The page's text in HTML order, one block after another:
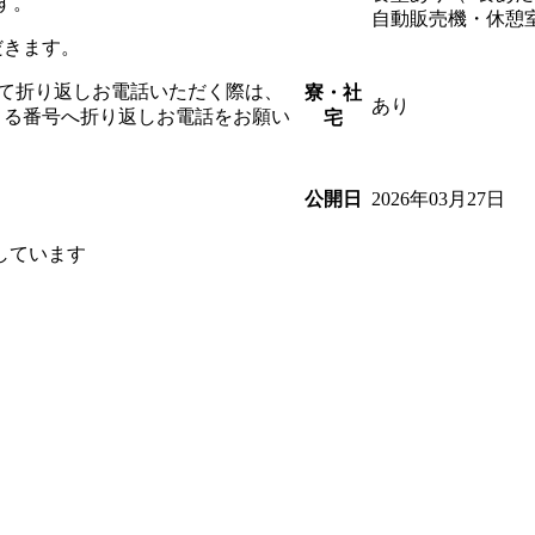
ます。
折り返しお電話いただく際は、
番号へ折り返しお電話をお願い
自動販売機・休憩
寮・社
宅
あり
公開日 2026年03月27日
ています